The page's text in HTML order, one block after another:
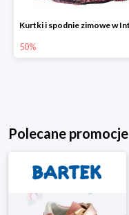
50%
Polecane promocje